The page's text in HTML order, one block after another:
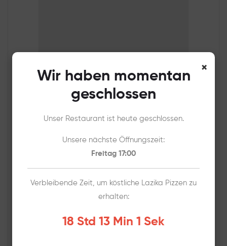
Klassik Döner mit extra Fleisch
16,00
×
Wir haben momentan
geschlossen
Unser Restaurant ist heute geschlossen.
Unsere nächste Öffnungszeit:
Freitag 17:00
Verbleibende Zeit, um köstliche Lazika Pizzen zu
erhalten:
18 Std 13 Min 1 Sek